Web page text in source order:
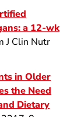
a 12-wk
J Clin Nutr
in Older
the Need
Dietary